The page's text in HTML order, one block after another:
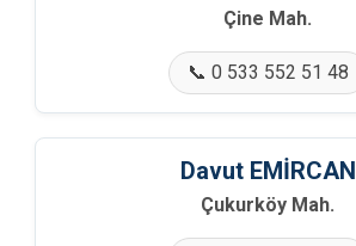
🏢 Umurbey Mah.
🏢 Yaylak Mah.
Çine Mah.
📞 0 533 552 51 48
Davut EMİRCAN
Çukurköy Mah.